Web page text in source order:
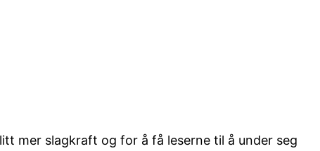
mer slagkraft og for å få leserne til å under seg